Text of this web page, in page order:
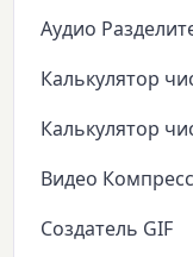
Аудио
Калькулятор
Калькулятор
Видео
Создатель GIF